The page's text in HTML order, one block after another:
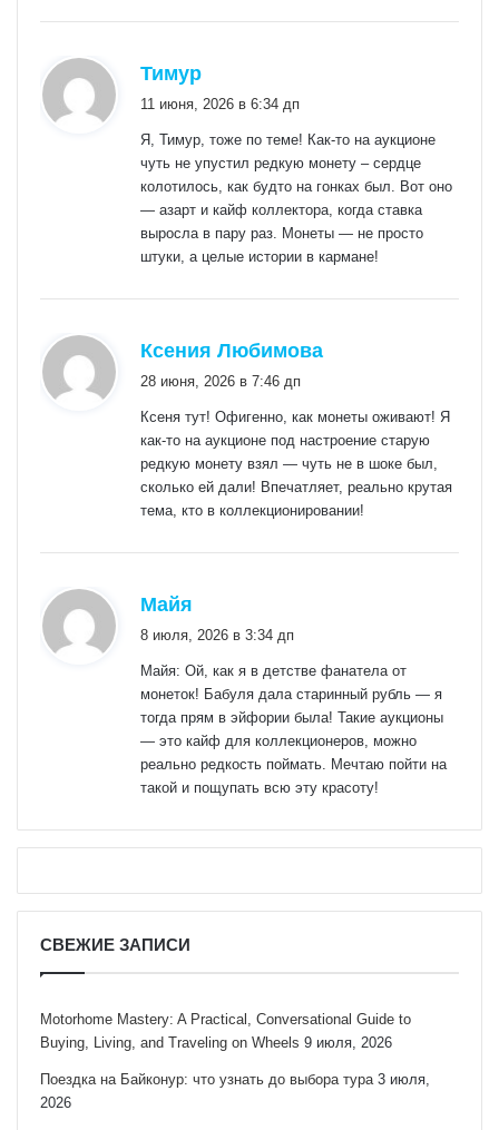
Тимур
11 июня, 2026 в 6:34 дп
Я, Тимур, тоже по теме! Как-то на аукционе
чуть не упустил редкую монету – сердце
колотилось, как будто на гонках был. Вот оно
— азарт и кайф коллектора, когда ставка
выросла в пару раз. Монеты — не просто
штуки, а целые истории в кармане!
Ксения Любимова
28 июня, 2026 в 7:46 дп
Ксеня тут! Офигенно, как монеты оживают! Я
как-то на аукционе под настроение старую
редкую монету взял — чуть не в шоке был,
сколько ей дали! Впечатляет, реально крутая
тема, кто в коллекционировании!
Майя
8 июля, 2026 в 3:34 дп
Майя: Ой, как я в детстве фанатела от
монеток! Бабуля дала старинный рубль — я
тогда прям в эйфории была! Такие аукционы
— это кайф для коллекционеров, можно
реально редкость поймать. Мечтаю пойти на
такой и пощупать всю эту красоту!
СВЕЖИЕ ЗАПИСИ
Motorhome Mastery: A Practical, Conversational Guide to
Buying, Living, and Traveling on Wheels 9 июля, 2026
Поездка на Байконур: что узнать до выбора тура 3 июля,
2026